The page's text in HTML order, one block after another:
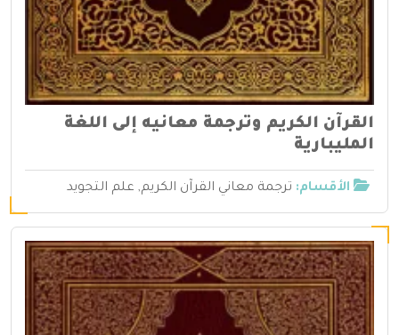
القرآن الكريم وترجمة معانيه إلى اللغة
المليبارية
الأقسام: ترجمة معاني القرآن الكريم, علم التجويد